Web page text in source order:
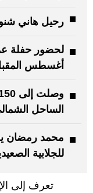
رحيل هاني
أغسطس
الساحل
للجلابية
تعرف إلى